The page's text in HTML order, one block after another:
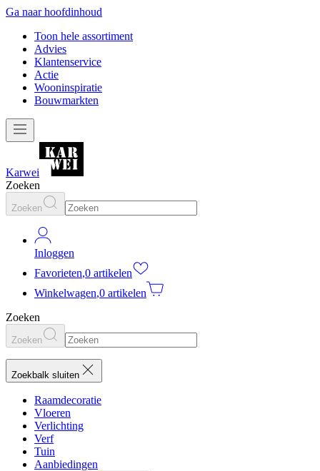
Ga naar hoofdinhoud
Toon hele assortiment
Advies
Klantenservice
Actie
Wooninspiratie
Bouwmarkten
Karwei
Zoeken
Zoeken
Inloggen
Favorieten,0 artikelen
Winkelwagen,0 artikelen
Zoeken
Zoeken
Zoekbalk sluiten
Raamdecoratie
Vloeren
Verlichting
Verf
Tuin
Aanbiedingen